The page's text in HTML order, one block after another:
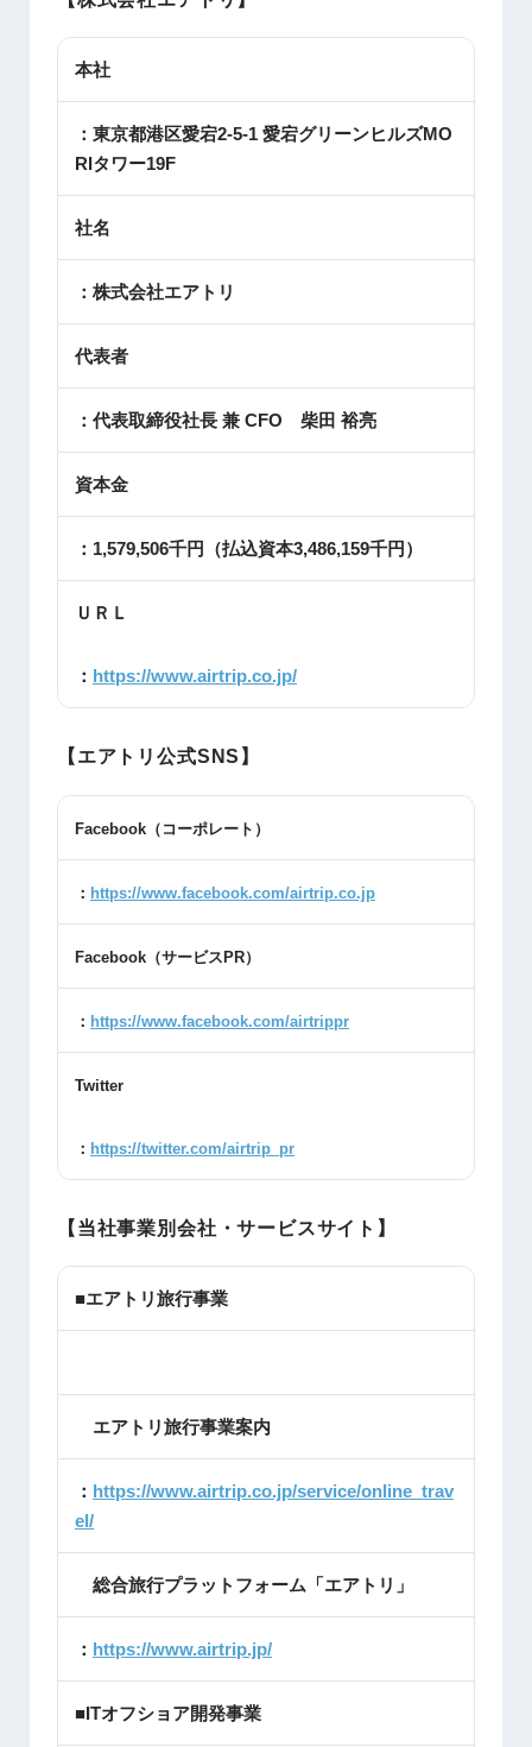
本社
：東京都港区愛宕2-5-1 愛宕グリーンヒルズMO
RIタワー19F
社名
：株式会社エアトリ
代表者
：代表取締役社長 兼 CFO 柴田 裕亮
資本金
：1,579,506千円（払込資本3,486,159千円）
ＵＲＬ
： https://www.airtrip.co.jp/
【エアトリ公式SNS】
Facebook （コーポレート）
： https://www.facebook.com/airtrip.co.jp
Facebook （サービス PR）
： https://www.facebook.com/airtrippr
Twitter
： https://twitter.com/airtrip_pr
【当社事業別会社・サービスサイト】
■エアトリ旅行事業
エアトリ旅行事業案内
： https://www.airtrip.co.jp/service/online_trav
el/
総合旅行プラットフォーム「エアトリ」
： https://www.airtrip.jp/
■ITオフショア開発事業